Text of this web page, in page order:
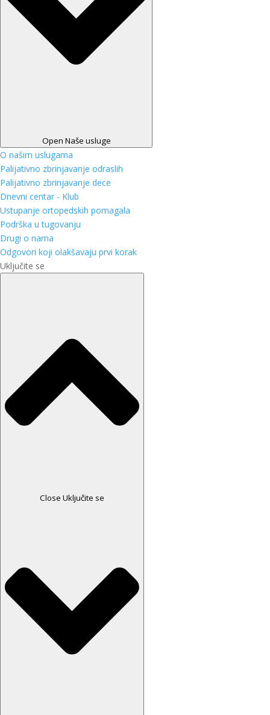
Open Naše usluge
O našim uslugama
Palijativno zbrinjavanje odraslih
Palijativno zbrinjavanje dece
Dnevni centar - Klub
Ustupanje ortopedskih pomagala
Podrška u tugovanju
Drugi o nama
Odgovori koji olakšavaju prvi korak
Uključite se
Close Uključite se